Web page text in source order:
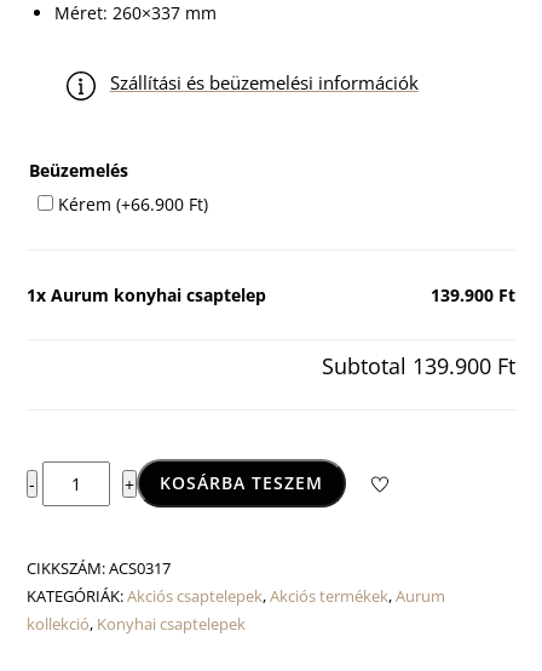
Méret: 260×337 mm
Szállítási és beüzemelési információk
Beüzemelés
Kérem(+66.900 Ft)
1xAurum konyhai csaptelep 139.900 Ft
Subtotal 139.900 Ft
-
Aurum
konyhai
mennyiség
+ KOSÁRBA TESZEM
CIKKSZÁM:ACS0317
KATEGÓRIÁK:Akciós csaptelepek,Akciós termékek,Aurum
kollekció, Konyhai csaptelepek